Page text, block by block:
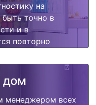
на
точно в
и в
повторно
дом
менеджером всех